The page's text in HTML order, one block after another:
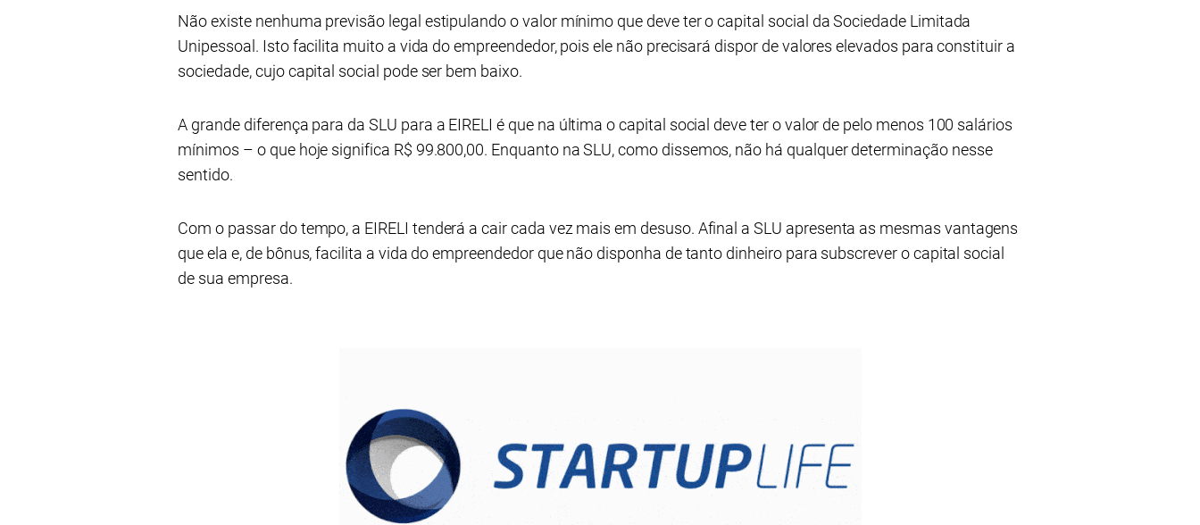
Não existe nenhuma previsão legal estipulando o valor mínimo que deve ter o capital social da Sociedade Limitada
Unipessoal. Isto facilita muito a vida do empreendedor, pois ele não precisará dispor de valores elevados para constituir a
sociedade, cujo capital social pode ser bem baixo.
A grande diferença para da SLU para a EIRELI é que na última o capital social deve ter o valor de pelo menos 100 salários
mínimos – o que hoje significa R$ 99.800,00. Enquanto na SLU, como dissemos, não há qualquer determinação nesse
sentido.
Com o passar do tempo, a EIRELI tenderá a cair cada vez mais em desuso. Afinal a SLU apresenta as mesmas vantagens
que ela e, de bônus, facilita a vida do empreendedor que não disponha de tanto dinheiro para subscrever o capital social
de sua empresa.